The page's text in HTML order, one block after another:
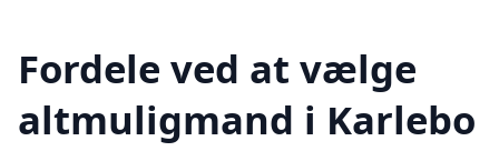
Fordele ved at vælge
altmuligmand i Karlebo